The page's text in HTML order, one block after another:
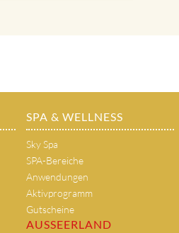
SPA & WELLNESS
Sky Spa
SPA-Bereiche
Anwendungen
Aktivprogramm
Gutscheine
AUSSEERLAND